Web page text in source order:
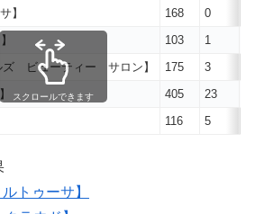
】
168 0
103 1
ズ ビューティー サロン】
175 3
405 23
116 5
スクロールできます
トゥーサ】